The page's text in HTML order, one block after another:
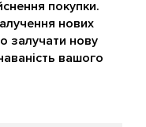
покупки.
нових
залучати нову
вашого